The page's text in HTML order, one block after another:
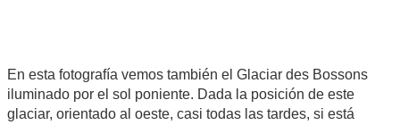
En esta fotografía vemos también el Glaciar des Bossons
iluminado por el sol poniente. Dada la posición de este
glaciar, orientado al oeste, casi todas las tardes, si está